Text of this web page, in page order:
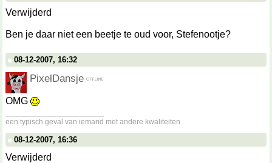
Verwijderd
Ben je daar niet een beetje te oud voor, Stefenootje?
08-12-2007, 16:32
PixelDansje
OMG
een typisch geval van iemand met andere kwaliteiten
08-12-2007, 16:36
Verwijderd